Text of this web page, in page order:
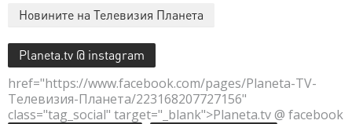
Новините на Телевизия Планета
Planeta.tv @ instagram
href="https://www.facebook.com/pages/Planeta-TV-
Телевизия-Планета/223168207727156"
class="tag_social" target="_blank">Planeta.tv @ facebook